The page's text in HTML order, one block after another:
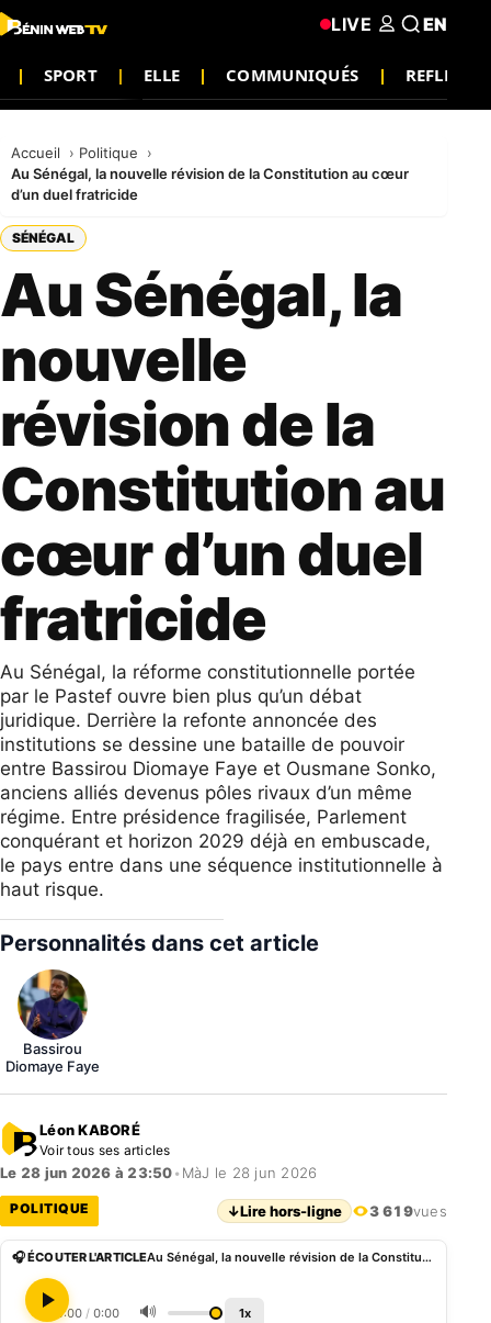
SPORT ELLE COMMUNIQUÉS
LIVE EN
Accueil
Politique
Au Sénégal, la nouvelle révision de la Constitution au cœur
d’un duel fratricide
SÉNÉGAL
Au Sénégal, la
nouvelle
révision de la
Constitution au
cœur d’un duel
fratricide
Au Sénégal, la réforme constitutionnelle portée
par le Pastef ouvre bien plus qu’un débat
juridique. Derrière la refonte annoncée des
institutions se dessine une bataille de pouvoir
entre Bassirou Diomaye Faye et Ousmane Sonko,
anciens alliés devenus pôles rivaux d’un même
régime. Entre présidence fragilisée, Parlement
conquérant et horizon 2029 déjà en embuscade,
le pays entre dans une séquence institutionnelle à
haut risque.
Personnalités dans cet article
Bassirou
Diomaye Faye
Léon KABORÉ
Voir tous ses articles
Le 28 jun 2026 à 23:50• MàJ le 28 jun 2026
POLITIQUE ↓Lire hors-ligne 3 619vues
🎧 ÉCOUTER L'ARTICLE Au Sénégal, la nouvelle révision de la Constitution au cœur d’un duel fratricide
0:00 / 0:00 🔊 1x